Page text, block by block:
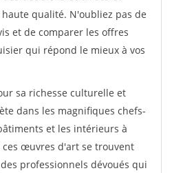
qualité. N'oubliez pas de
et de comparer les offres
qui répond le mieux à vos
sa richesse culturelle et
dans les magnifiques chefs-
et les intérieurs à
œuvres d'art se trouvent
professionnels dévoués qui